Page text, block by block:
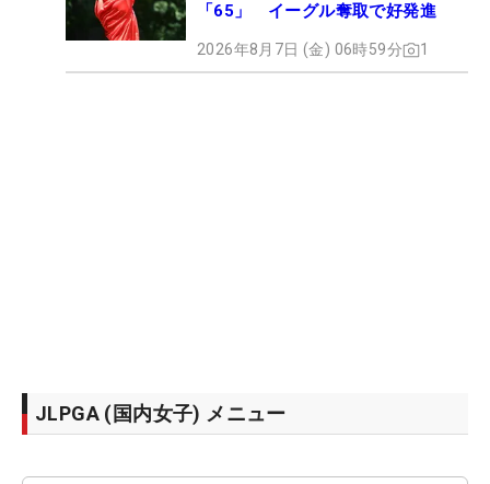
「65」 イーグル奪取で好発進
2026年8月7日 (金) 06時59分 1
JLPGA (国内女子) メニュー